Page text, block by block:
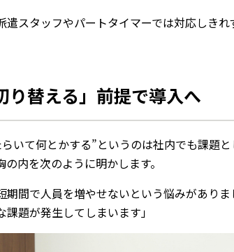
スタッフやパートタイマーでは対応しき
り替える」前提で導入へ
いて何とかする”というのは社内でも課題
内を次のように明かします。
期間で人員を増やせないという悩みがありま
課題が発生してしまいます」